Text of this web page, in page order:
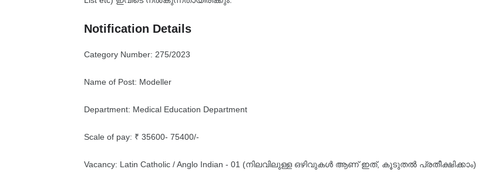
Notification Details
Category Number: 275/2023
Name of Post: Modeller
Department: Medical Education Department
Scale of pay: ₹ 35600- 75400/-
Vacancy: Latin Catholic / Anglo Indian - 01 (നിലവിലുള്ള ഒഴിവുകൾ ആണ് ഇത്, കൂടുതൽ പ്രതീക്ഷിക്കാം)